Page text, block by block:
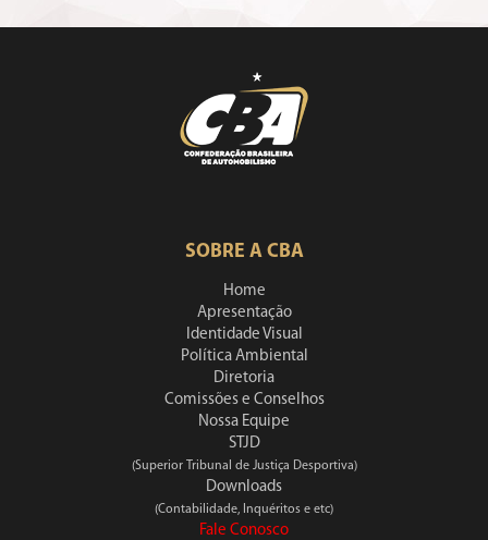
SOBRE A CBA
Home
Apresentação
Identidade Visual
Política Ambiental
Diretoria
Comissões e Conselhos
Nossa Equipe
STJD
(Superior Tribunal de Justiça Desportiva)
Downloads
(Contabilidade, Inquéritos e etc)
Fale Conosco